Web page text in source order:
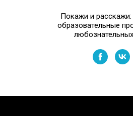
Покажи и расскажи:
образовательные